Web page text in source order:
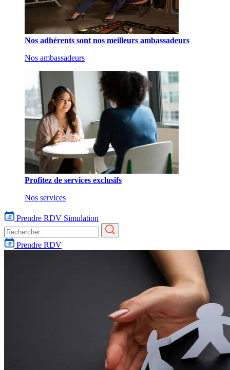
Nos adhérents sont nos meilleurs ambassadeurs
Nos ambassadeurs
Profitez de services exclusifs
Nos services
Prendre RDV Simulation
Prendre RDV